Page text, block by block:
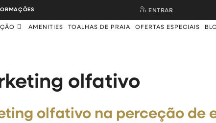
ENTRAR
AMENITIES TOALHAS DE PRAIA OFERTAS ESPECIAIS
olfativo
olfativo na perceção de